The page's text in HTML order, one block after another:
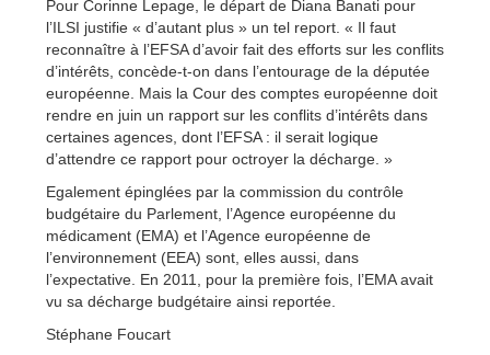
Pour Corinne Lepage, le départ de Diana Banati pour
l’ILSI justifie « d’autant plus » un tel report. « Il faut
reconnaître à l’EFSA d’avoir fait des efforts sur les conflits
d’intérêts, concède-t-on dans l’entourage de la députée
européenne. Mais la Cour des comptes européenne doit
rendre en juin un rapport sur les conflits d’intérêts dans
certaines agences, dont l’EFSA : il serait logique
d’attendre ce rapport pour octroyer la décharge. »
Egalement épinglées par la commission du contrôle
budgétaire du Parlement, l’Agence européenne du
médicament (EMA) et l’Agence européenne de
l’environnement (EEA) sont, elles aussi, dans
l’expectative. En 2011, pour la première fois, l’EMA avait
vu sa décharge budgétaire ainsi reportée.
Stéphane Foucart